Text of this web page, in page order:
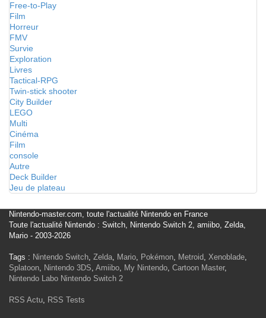
Free-to-Play
Film
Horreur
FMV
Survie
Exploration
Livres
Tactical-RPG
Twin-stick shooter
City Builder
LEGO
Multi
Cinéma
Film
console
Autre
Deck Builder
Jeu de plateau
Nintendo-master.com, toute l'actualité Nintendo en France
Toute l'actualité Nintendo : Switch, Nintendo Switch 2, amiibo, Zelda,
Mario - 2003-2026
Tags : Nintendo Switch, Zelda, Mario, Pokémon, Metroid, Xenoblade,
Splatoon, Nintendo 3DS, Amiibo, My Nintendo, Cartoon Master,
Nintendo Labo Nintendo Switch 2
RSS Actu, RSS Tests